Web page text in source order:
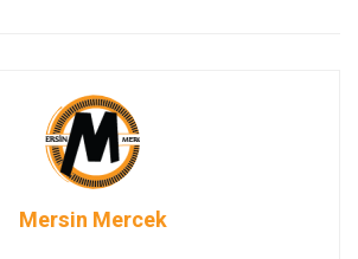
Mersin Mercek